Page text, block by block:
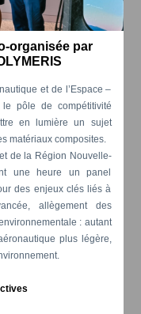
organisée par
et de l’Espace –
pôle de compétitivité
en lumière un sujet
matériaux composites.
de la Région Nouvelle-
une heure un panel
des enjeux clés liés à
allègement des
: autant
plus légère,